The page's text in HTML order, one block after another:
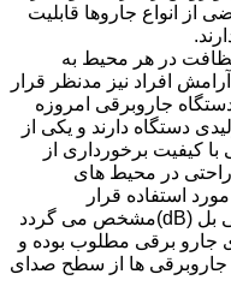
از انواع جاروها قابلیت
در هر محیط به
افراد نیز مدنظر قرار
جاروبرقی امروزه
دستگاه دارند و یکی از
کیفیت برخورداری از
در محیط های
استفاده قرار
گیرد.میزان صدای دستگاه با دسی بل (dB)مشخص می گردد
بل برای جارو برقی مطلوب بوده و
جاروبرقی ها از سطح صدای